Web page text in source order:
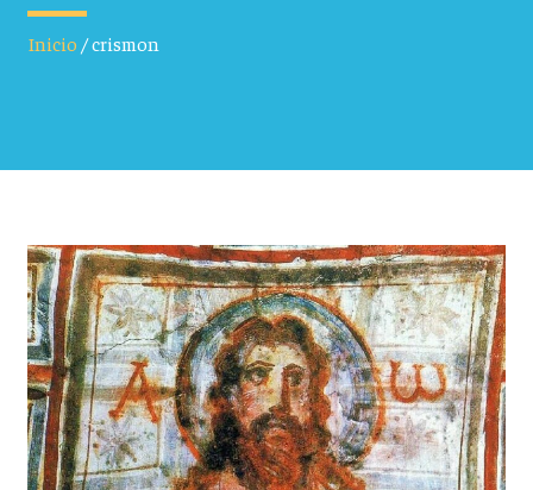
Inicio/crismon